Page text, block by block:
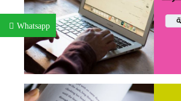
Whatsapp